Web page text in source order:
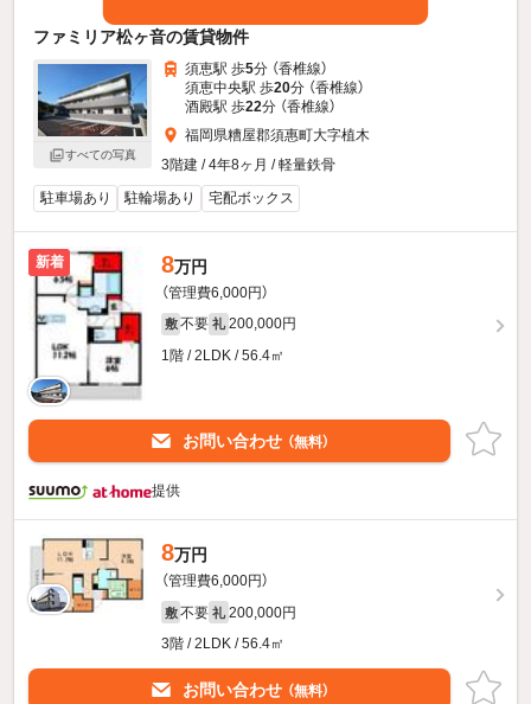
ファミリア松ヶ音の賃貸物件
すべての写真
須恵駅 歩5分 （香椎線）
須恵中央駅 歩20分 （香椎線）
酒殿駅 歩22分 （香椎線）
福岡県糟屋郡須惠町大字植木
3階建 / 4年8ヶ月 / 軽量鉄骨
駐車場あり
駐輪場あり 宅配ボックス
新着 8万円
（管理費6,000円）
敷 不要 礼 200,000円
1階 / 2LDK / 56.4㎡
お問い合わせ （無料）
提供
8万円
（管理費6,000円）
敷 不要 礼 200,000円
3階 / 2LDK / 56.4㎡
お問い合わせ （無料）